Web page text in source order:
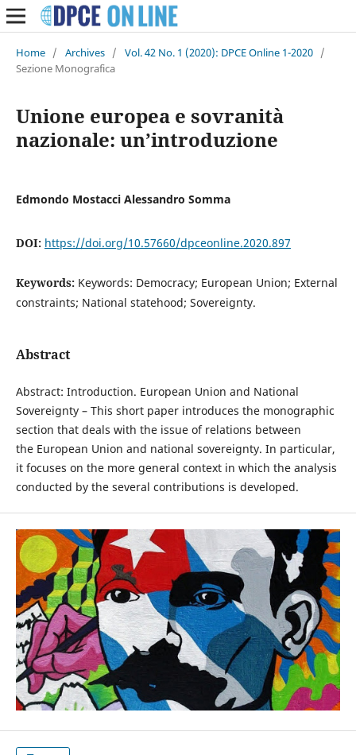
Home / Archives / Vol. 42 No. 1 (2020): DPCE Online 1-2020 /
Sezione Monografica
Unione europea e sovranità
nazionale: un’introduzione
Edmondo Mostacci Alessandro Somma
DOI: https://doi.org/10.57660/dpceonline.2020.897
Keywords: Keywords: Democracy; European Union; External
constraints; National statehood; Sovereignty.
Abstract
Abstract: Introduction. European Union and National
Sovereignty – This short paper introduces the monographic
section that deals with the issue of relations between
the European Union and national sovereignty. In particular,
it focuses on the more general context in which the analysis
conducted by the several contributions is developed.